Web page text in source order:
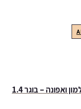
פרימה קט ללא דגנים מתכון סלמון ואפונה – בוגר 1.4